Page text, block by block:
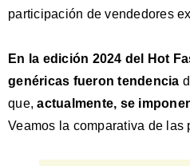
participación de vendedores
En la edición 2024 del Hot
genéricas fueron tendencia
que,actualmente, se
Veamos la comparativa de las